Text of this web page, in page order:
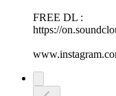
FREE DL :
https://